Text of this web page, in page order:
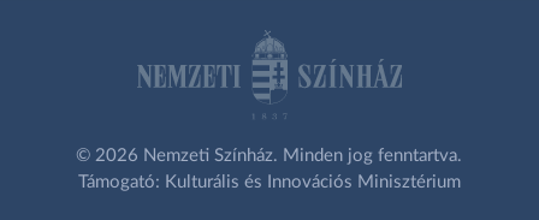
© 2026 Nemzeti Színház. Minden jog fenntartva.
Támogató: Kulturális és Innovációs Minisztérium